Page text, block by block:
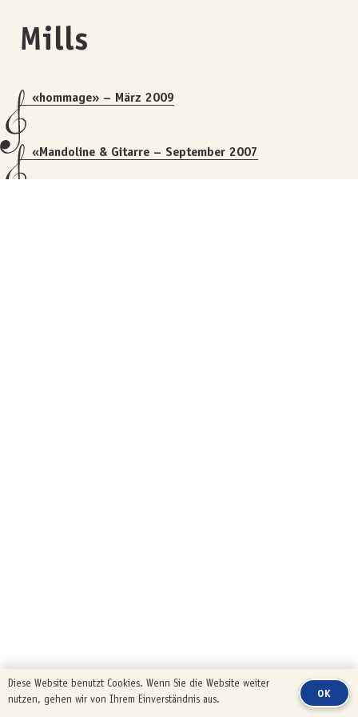
Mills
«hommage» – März 2009
«Mandoline & Gitarre – September 2007
Diese Website benutzt Cookies. Wenn Sie die Website weiter
nutzen, gehen wir von Ihrem Einverständnis aus.
OK